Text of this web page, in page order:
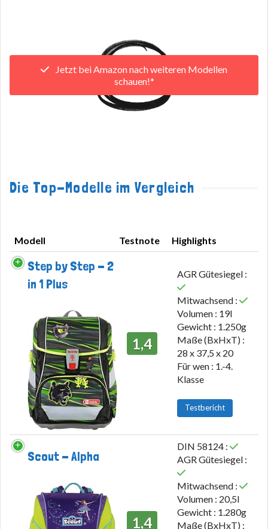
Jetzt bei Amazon nach weiteren Modellen
schauen!*
Die Top-Modelle im Vergleich
Modell Testnote
Highlights
Modell
Step by Step - 2
in 1 Plus
1,4
AGR Gütesiegel :
Mitwachsend :
Volumen : 19l
Gewicht : 1.250g
Maße (BxHxT) :
28 x 37,5 x 20
Für wen : 1.-4.
Klasse
Testbericht
Scout - Alpha
1,4
DIN 58124 :
AGR Gütesiegel :
Mitwachsend :
Volumen : 20,5l
Gewicht : 1.280g
Maße (BxHxT) :